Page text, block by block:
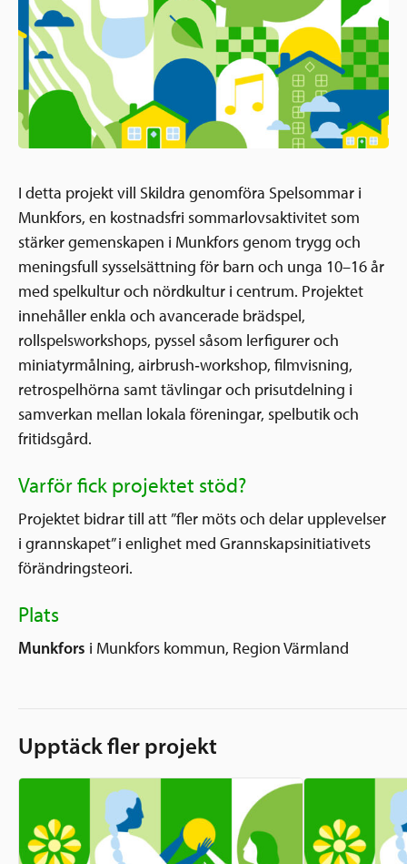
Grannskapsinitiativet
Pressrum
Nyheter & kalenderhändelser
Postkodlotteriet
I detta projekt vill Skildra genomföra Spelsommar i
Munkfors, en kostnadsfri sommarlovsaktivitet som
stärker gemenskapen i Munkfors genom trygg och
meningsfull sysselsättning för barn och unga 10–16 år
med spelkultur och nördkultur i centrum. Projektet
innehåller enkla och avancerade brädspel,
rollspelsworkshops, pyssel såsom lerfigurer och
miniatyrmålning, airbrush‑workshop, filmvisning,
retrospelhörna samt tävlingar och prisutdelning i
samverkan mellan lokala föreningar, spelbutik och
fritidsgård.
Varför fick projektet stöd?
Projektet bidrar till att ”fler möts och delar upplevelser
i grannskapet” i enlighet med Grannskapsinitiativets
förändringsteori.
Plats
Munkfors i Munkfors kommun, Region Värmland
Upptäck fler projekt